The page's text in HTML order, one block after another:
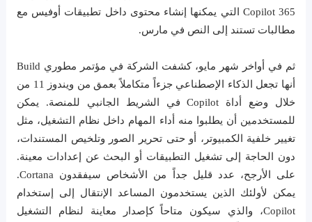
365 Copilot التي يمكنها إنشاء محتوى داخل تطبيقات أوفيس مع
مطالبات تستند إلى النص في مارس.
ثم في أواخر شهر مايو، كشفت الشركة في مؤتمر مطوري Build
أنها تجعل الذكاء الإصطناعي جزءاً متكاملاً بعمق من ويندوز 11 من
خلال وضع أداة Copilot في الشريط الجانبي للمنصة. يمكن
للمستخدمين أن يطلبوا منه أداء المهام داخل نظام التشغيل، مثل
تغيير خلفية الكمبيوتر، أو حتى تحرير الصور وتلخيص المستندات،
دون الحاجة إلى تشغيل التطبيقات أو البحث عن إعدادات معينة.
على الأرجح، عدد قليل جداً من الأشخاص سيفقدون Cortana.
يمكن لأولئك الذين يستخدمون المساعد الإنتقال إلى إستخدام
Copilot، والذي سيكون متاحاً كإصدار معاينة لنظام التشغيل